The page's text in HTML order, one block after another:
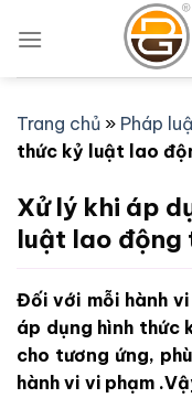
qua
Trang chủ » Pháp
thức kỷ luật lao
Xử lý khi áp
luật lao động
Đối với mỗi hành
áp dụng hình thức
cho tương ứng,
hành vi vi phạm